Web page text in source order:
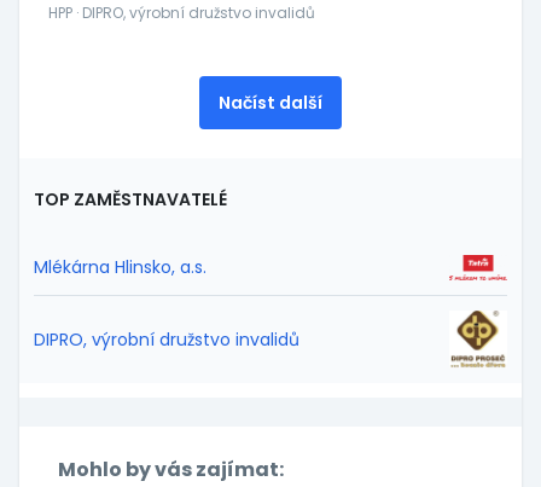
HPP · DIPRO, výrobní družstvo invalidů
Načíst další
TOP ZAMĚSTNAVATELÉ
Mlékárna Hlinsko, a.s.
DIPRO, výrobní družstvo invalidů
Mohlo by vás zajímat: